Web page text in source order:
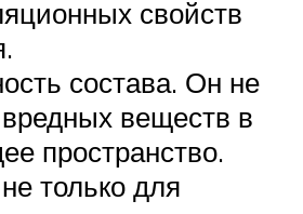
свойств
состава. Он не
веществ в
пространство.
только для